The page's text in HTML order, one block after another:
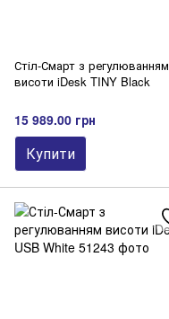
Стіл-Смарт з регулюванням
висоти iDesk TINY Black
15 989.00 грн
Купити